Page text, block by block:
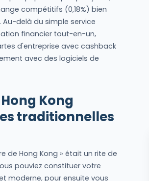
compétitifs (0,18%) bien
delà du simple service
financier tout-en-un,
d'entreprise avec cashback
avec des logiciels de
Kong
traditionnelles
de Hong Kong » était un rite de
pouviez constituer votre
moderne, pour ensuite vous